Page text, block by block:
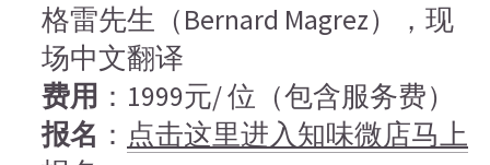
格雷先生（Bernard Magrez），现
场中文翻译
费用 ：1999元/ 位（包含服务费）
报名 ： 点击这里进入知味微店马上